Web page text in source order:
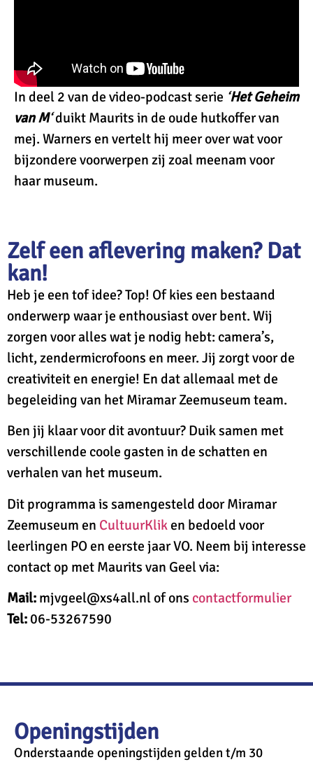
In deel 2 van de video-podcast serie ‘Het Geheim
van M‘duikt Maurits in de oude hutkoffer van
mej. Warners en vertelt hij meer over wat voor
bijzondere voorwerpen zij zoal meenam voor
haar museum.
Zelf een aflevering maken? Dat
kan!
Heb je een tof idee? Top! Of kies een bestaand
onderwerp waar je enthousiast over bent. Wij
zorgen voor alles wat je nodig hebt: camera’s,
licht, zendermicrofoons en meer. Jij zorgt voor de
creativiteit en energie! En dat allemaal met de
begeleiding van het Miramar Zeemuseum team.
Ben jij klaar voor dit avontuur? Duik samen met
verschillende coole gasten in de schatten en
verhalen van het museum.
Dit programma is samengesteld door Miramar
Zeemuseum en CultuurKlik en bedoeld voor
leerlingen PO en eerste jaar VO. Neem bij interesse
contact op met Maurits van Geel via:
Mail: mjvgeel@xs4all.nl of ons contactformulier
Tel: 06-53267590
Openingstijden
Onderstaande openingstijden gelden t/m 30